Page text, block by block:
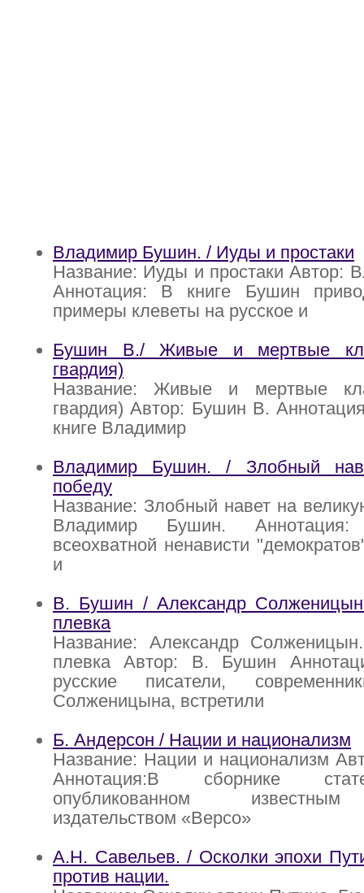
Владимир Бушин. / Иуды и простаки
Название: Иуды и простаки Автор:
Аннотация: В книге Бушин
примеры клеветы на русское и
Бушин В./ Живые и мертвые
гвардия)
Название: Живые и мертвые
гвардия) Автор: Бушин В.
книге Владимир
Владимир Бушин. / Злобный
победу
Название: Злобный навет на
Владимир Бушин.
всеохватной ненависти
и
В. Бушин / Александр
плевка
Название: Александр
плевка Автор: В. Бушин
русские писатели,
Солженицына, встретили
Б. Андерсон / Нации и национализм
Название: Нации и национализм
Аннотация:В сборнике
опубликованном
издательством «Версо»
А.Н. Савельев. / Осколки эпохи
против нации.